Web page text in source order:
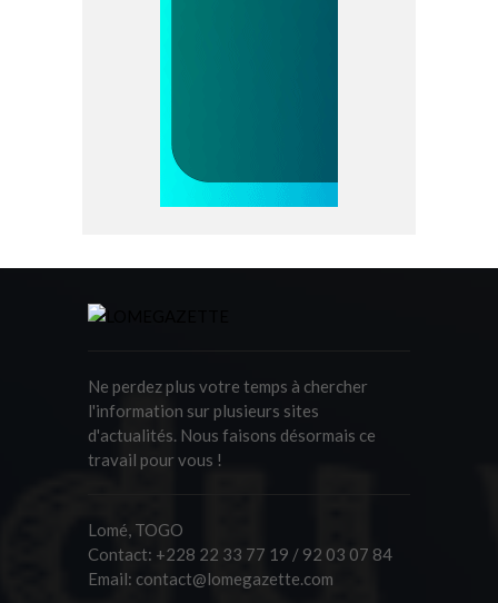
Ne perdez plus votre temps à chercher
l'information sur plusieurs sites
d'actualités. Nous faisons désormais ce
travail pour vous !
Lomé, TOGO
Contact: +228 22 33 77 19 / 92 03 07 84
Email: contact@lomegazette.com